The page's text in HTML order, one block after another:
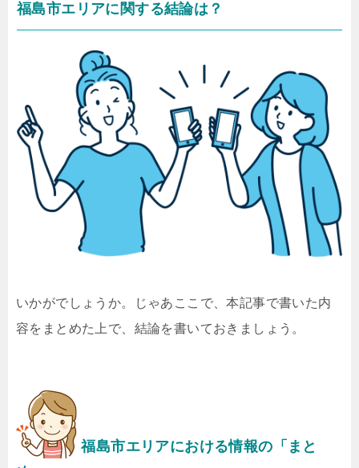
福島市エリアに関する結論は？
いかがでしょうか。じゃあここで、本記事で書いた内
容をまとめた上で、結論を書いておきましょう。
福島市エリアにおける情報の「まと